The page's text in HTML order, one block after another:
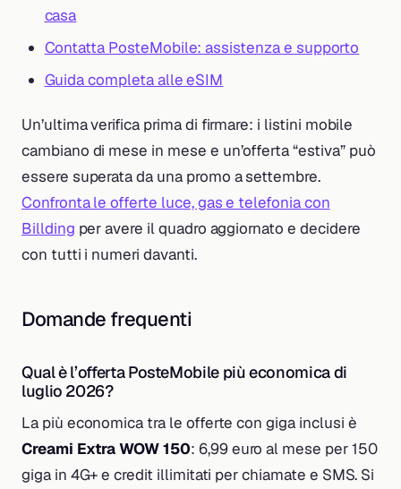
casa
Contatta PosteMobile: assistenza e supporto
Guida completa alle eSIM
Un’ultima verifica prima di firmare: i listini mobile
cambiano di mese in mese e un’offerta “estiva” può
essere superata da una promo a settembre.
Confronta le offerte luce, gas e telefonia con
Billding per avere il quadro aggiornato e decidere
con tutti i numeri davanti.
Domande frequenti
Qual è l’offerta PosteMobile più economica di
luglio 2026?
La più economica tra le offerte con giga inclusi è
Creami Extra WOW 150: 6,99 euro al mese per 150
giga in 4G+ e credit illimitati per chiamate e SMS. Si